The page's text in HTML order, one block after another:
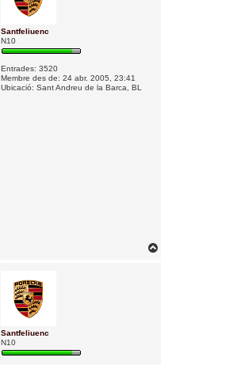
Santfeliuenc
N10
Entrades: 3520
Membre des de: 24 abr. 2005, 23:41
Ubicació: Sant Andreu de la Barca, BL
Santfeliuenc
N10